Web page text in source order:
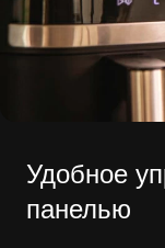
Удобное
панелью